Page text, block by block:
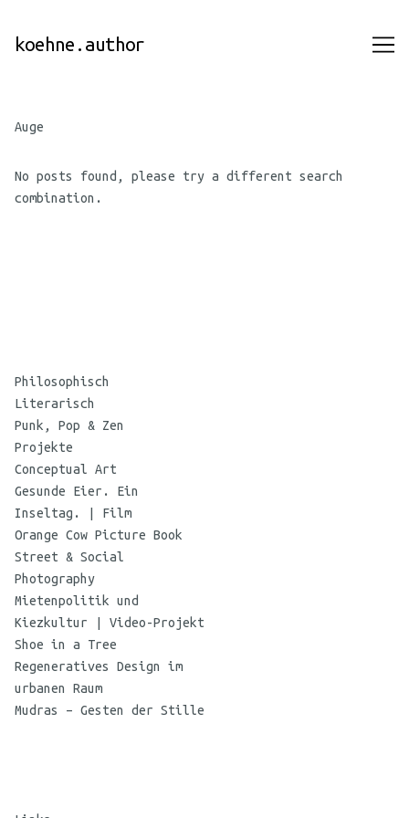
Content
koehne.author
Auge
No posts found, please try a different search
combination.
Koehne
Philosophisch
Literarisch
Punk, Pop & Zen
Projekte
Conceptual Art
Gesunde Eier. Ein
Inseltag. | Film
Orange Cow Picture Book
Street & Social
Photography
Mietenpolitik und
Kiezkultur | Video-Projekt
Shoe in a Tree
Regeneratives Design im
urbanen Raum
Mudras – Gesten der Stille